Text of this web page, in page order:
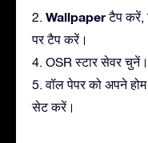
2. Wallpaperटैप करें,
पर टैप करें।
4. OSR स्टार सेवर चुनें।
5. वॉल पेपर को अपने
सेट करें।